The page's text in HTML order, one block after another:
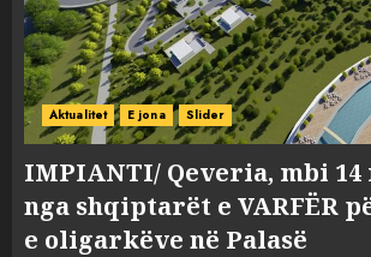
Aktualitet E jona Slider
IMPIANTI/ Qeveria, mbi 14
nga shqiptarët e VARFËR
e oligarkëve në Palasë